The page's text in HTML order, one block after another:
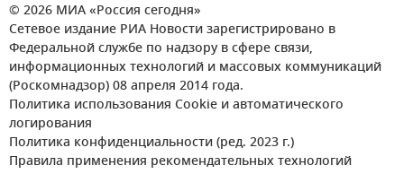
© 2026 МИА «Россия сегодня»
Сетевое издание РИА Новости зарегистрировано в
Федеральной службе по надзору в сфере связи,
информационных технологий и массовых коммуникаций
(Роскомнадзор) 08 апреля 2014 года.
Политика использования Cookie и автоматического
логирования
Политика конфиденциальности (ред. 2023 г.)
Правила применения рекомендательных технологий